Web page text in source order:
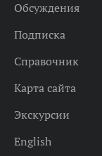
Обсуждения
Подписка
Справочник
Карта сайта
Экскурсии
English